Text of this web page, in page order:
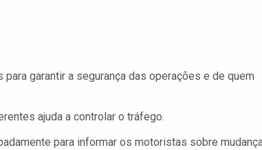
garantir a segurança das operações e de quem
ajuda a controlar o tráfego.
para informar os motoristas sobre